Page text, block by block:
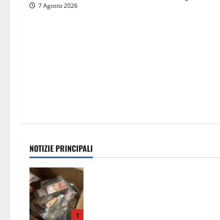
7 Agosto 2026
NOTIZIE PRINCIPALI
1